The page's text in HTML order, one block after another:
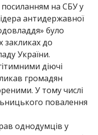
посиланням на СБУ у
антидержавної
було
закликах до
України.
діючі
громадян
У тому числі
повалення
однодумців у